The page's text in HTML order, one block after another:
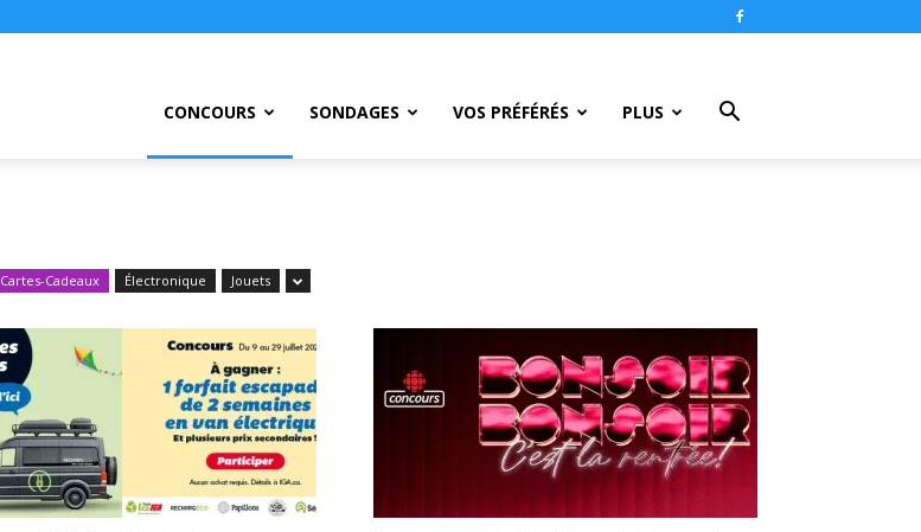
CONCOURS SONDAGES VOS PRÉFÉRÉS PLUS
Cartes-Cadeaux Électronique Jouets